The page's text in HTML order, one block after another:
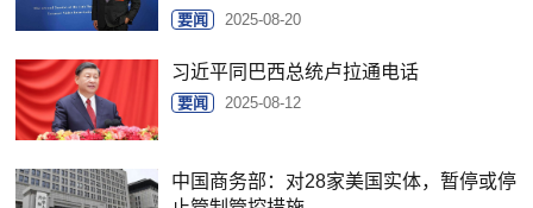
要闻 2025-08-20
习近平同巴西总统卢拉通电话
要闻 2025-08-12
中国商务部：对28家美国实体，暂停或停